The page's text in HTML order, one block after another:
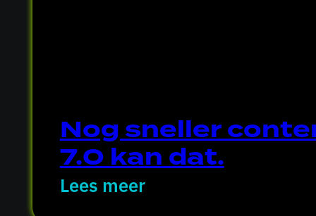
Nog sneller
7.0 kan dat.
Lees meer